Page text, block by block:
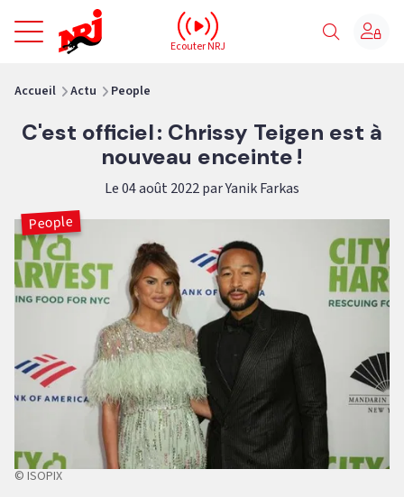
NRJ - Accueil
Ecouter NRJ
Accueil Actu People
C'est officiel : Chrissy Teigen est à
nouveau enceinte !
Le 04 août 2022 par Yanik Farkas
People
© ISOPIX